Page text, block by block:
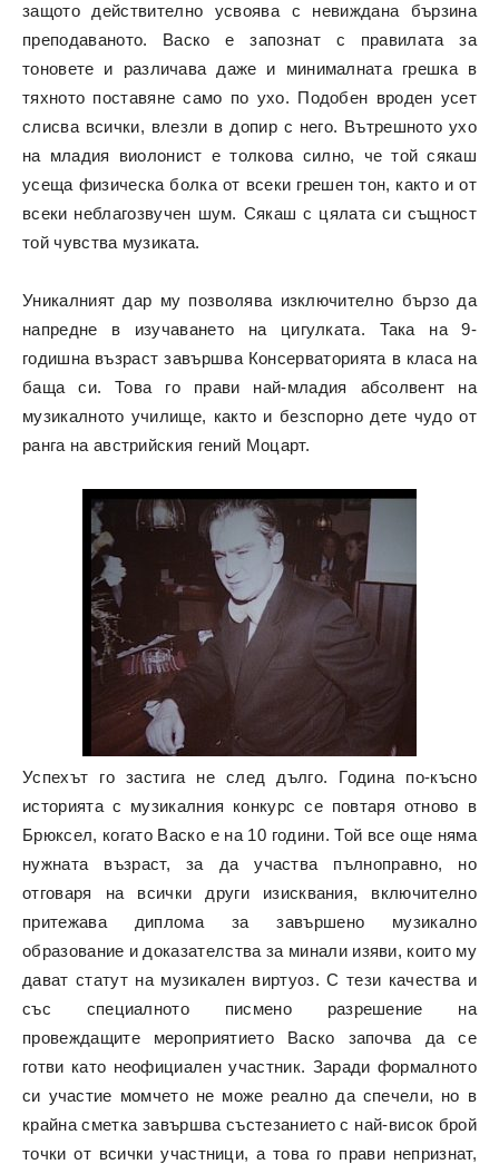
защото действително усвоява с невиждана бързина
преподаваното. Васко е запознат с правилата за
тоновете и различава даже и минималната грешка в
тяхното поставяне само по ухо. Подобен вроден усет
слисва всички, влезли в допир с него. Вътрешното ухо
на младия виолонист е толкова силно, че той сякаш
усеща физическа болка от всеки грешен тон, както и от
всеки неблагозвучен шум. Сякаш с цялата си същност
той чувства музиката.
Уникалният дар му позволява изключително бързо да
напредне в изучаването на цигулката. Така на 9-
годишна възраст завършва Консерваторията в класа на
баща си. Това го прави най-младия абсолвент на
музикалното училище, както и безспорно дете чудо от
ранга на австрийския гений Моцарт.
Успехът го застига не след дълго. Година по-късно
историята с музикалния конкурс се повтаря отново в
Брюксел, когато Васко е на 10 години. Той все още няма
нужната възраст, за да участва пълноправно, но
отговаря на всички други изисквания, включително
притежава диплома за завършено музикално
образование и доказателства за минали изяви, които му
дават статут на музикален виртуоз. С тези качества и
със специалното писмено разрешение на
провеждащите мероприятието Васко започва да се
готви като неофициален участник. Заради формалното
си участие момчето не може реално да спечели, но в
крайна сметка завършва състезанието с най-висок брой
точки от всички участници, а това го прави непризнат,